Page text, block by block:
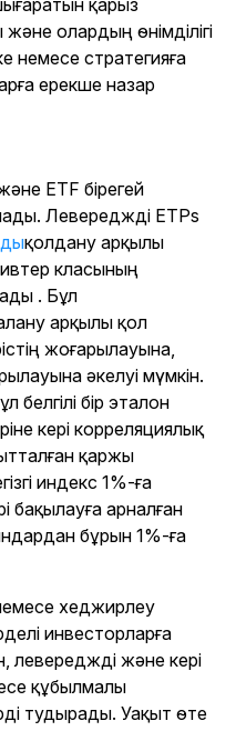
қарыз
олардың өнімділігі
немесе стратегияға
ерекше назар
ETF бірегей
Левереджді ETPs
қолдану арқылы
класының
. Бұл
арқылы қол
жоғарылауына,
әкелуі мүмкін.
белгілі бір эталон
кері корреляциялық
қаржы
индекс 1%-ға
бақылауға арналған
бұрын 1%-ға
хеджирлеу
инвесторларға
левереджді және кері
құбылмалы
тудырады. Уақыт өте